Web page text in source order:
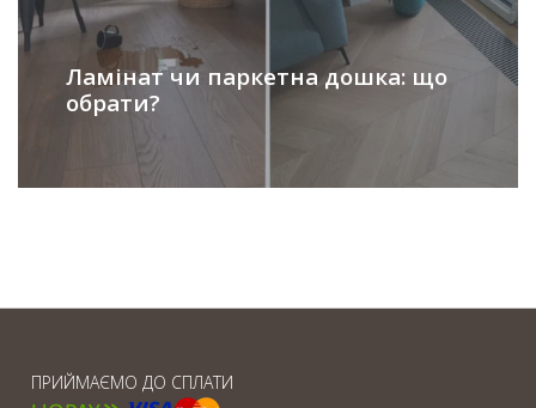
Ламінат чи паркетна дошка: що
обрати?
ПРИЙМАЄМО ДО СПЛАТИ